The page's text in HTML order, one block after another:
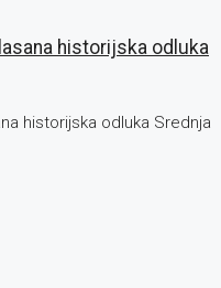
historijska odluka
historijska odluka Srednja